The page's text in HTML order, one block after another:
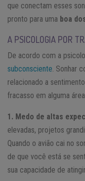
que conectam esses
pronto para uma boa
A PSICOLOGIA POR
De acordo com a
subconsciente . Sonhar
relacionado a
fracasso em alguma área
1. Medo de altas
elevadas, projetos
Quando o avião cai no
de que você está se
sua capacidade de